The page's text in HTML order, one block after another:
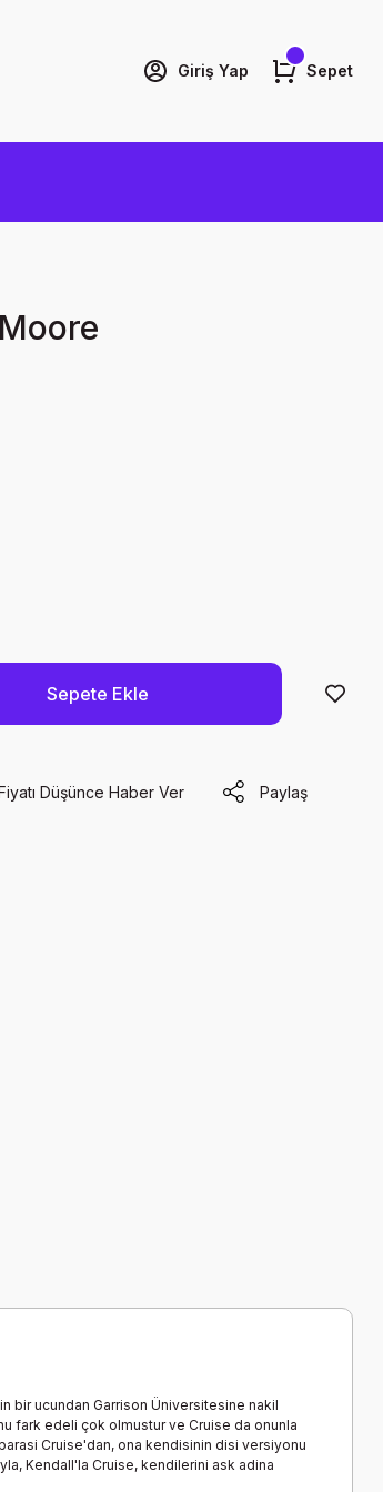
Giriş Yap Sepet
Sepete Ekle
Düşünce Haber Ver Paylaş
bir ucundan Garrison Üniversitesine nakil
fark edeli çok olmustur ve Cruise da onunla
Cruise'dan, ona kendisinin disi versiyonu
Kendall'la Cruise, kendilerini ask adina